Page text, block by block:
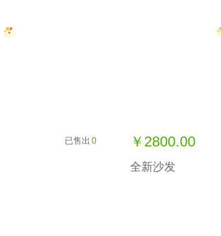
已售出 0 ￥2800.00
全新沙发